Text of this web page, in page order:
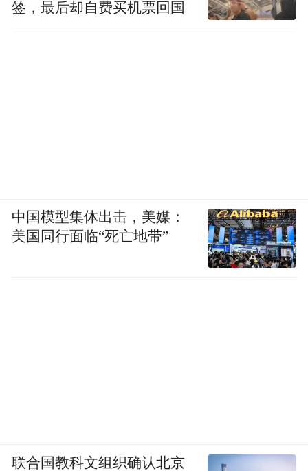
签，最后却自费买机票回国
中国模型集体出击，美媒：
美国同行面临“死亡地带”
联合国教科文组织确认北京